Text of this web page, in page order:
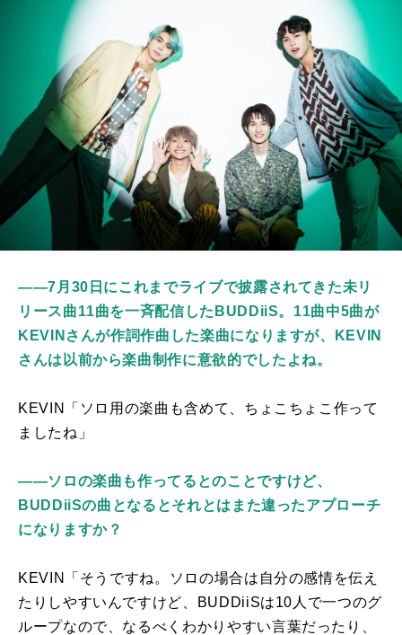
――7月30日にこれまでライブで披露されてきた未リ
リース曲11曲を一斉配信したBUDDiiS。11曲中5曲が
KEVINさんが作詞作曲した楽曲になりますが、KEVIN
さんは以前から楽曲制作に意欲的でしたよね。
KEVIN「ソロ用の楽曲も含めて、ちょこちょこ作って
ましたね」
――ソロの楽曲も作ってるとのことですけど、
BUDDiiSの曲となるとそれとはまた違ったアプローチ
になりますか？
KEVIN「そうですね。ソロの場合は自分の感情を伝え
たりしやすいんですけど、
BUDDiiSは10 人で一つのグ
ループなので、なるべくわかりやすい言葉だったり、